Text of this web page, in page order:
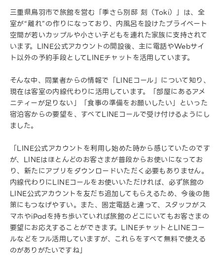
三重県鳥羽市で旅館を営む「季さら別邸 刻（Toki）」は、全
室が“離れ”の作りになっており、内風呂を設けたプライベート
空間が若いカップルや小さい子どもを連れた家族に支持されて
います。LINE公式アカウントの開設後、主に電話やWebサイ
ト以外の予約手段としてLINEチャットを活用しています。
そんな中、同業者からの情報で「LINEコール」について知り、
現在は客室の内線代わりに活用しています。「部屋にあるアメ
ニティーが足りない」「食事の準備をお願いしたい」といった
宿泊客からの要望を、すべてLINEコールで受け付けるようにし
ました。
「LINE公式アカウントを利用し始めた時から感じていたのです
が、LINEはほとんどのお客さまが普段からお使いになってお
り、新たにアプリをダウンロードいただく必要もありません。
内線代わりにLINEコールをお使いいただければ、必ず旅館の
LINE公式アカウントを友だち追加してもらえるため、今後の施
策にもつなげやすい。また、固定電話と違って、スタッフがス
マホやiPadを持ち歩いていれば旅館のどこにいてもお客さまの
要望にお応えすることができます。LINEチャットとLINEコー
ルなどをフル活用していますが、これらをすべて無料で使える
のがありがたいですね」